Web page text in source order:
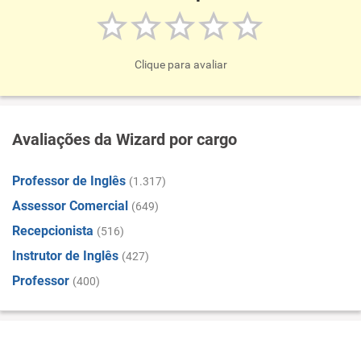
Clique para avaliar
Avaliações da Wizard por cargo
Professor de Inglês (1.317)
Assessor Comercial (649)
Recepcionista (516)
Instrutor de Inglês (427)
Professor (400)